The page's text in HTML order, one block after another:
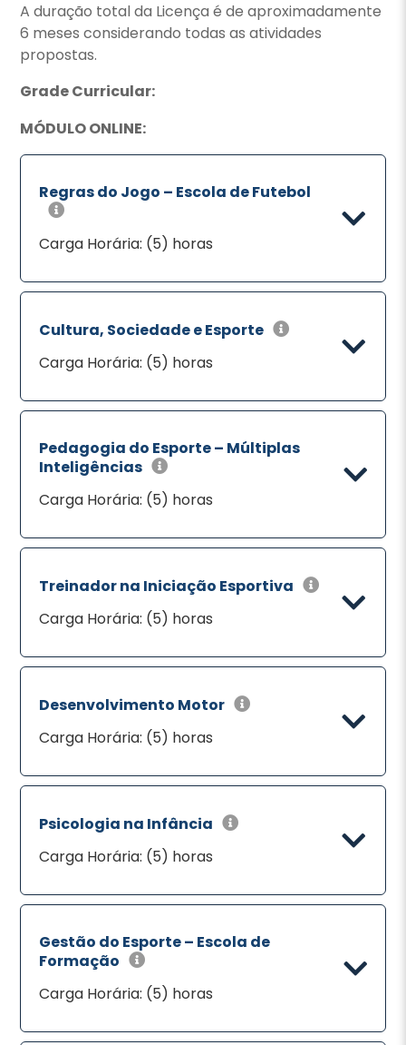
A duração total da Licença é de aproximadamente
6 meses considerando todas as atividades
propostas.
Grade Curricular:
MÓDULO ONLINE:
Regras do Jogo – Escola de Futebol
Carga Horária: (5) horas
Cultura, Sociedade e Esporte
Carga Horária: (5) horas
Pedagogia do Esporte – Múltiplas
Inteligências
Carga Horária: (5) horas
Treinador na Iniciação Esportiva
Carga Horária: (5) horas
Desenvolvimento Motor
Carga Horária: (5) horas
Psicologia na Infância
Carga Horária: (5) horas
Gestão do Esporte – Escola de
Formação
Carga Horária: (5) horas